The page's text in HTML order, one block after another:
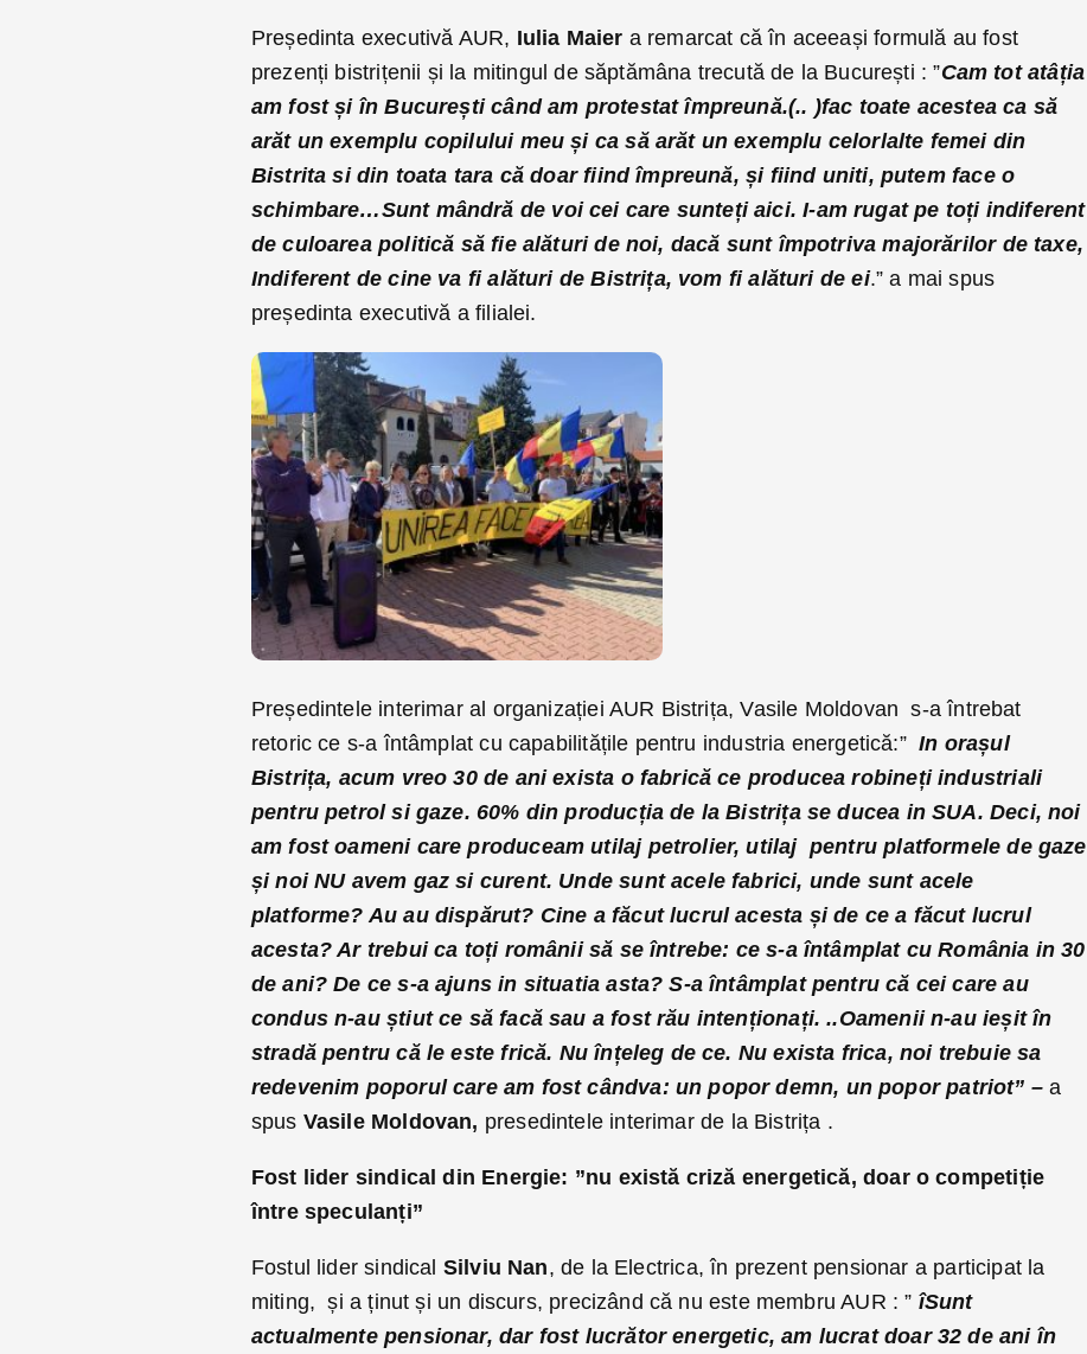
Președinta executivă AUR, Iulia Maier a remarcat că în aceeași formulă au fost
prezenți bistrițenii și la mitingul de săptămâna trecută de la București : ”Cam tot atâția
am fost și în București când am protestat împreună.(.. )fac toate acestea ca să
arăt un exemplu copilului meu și ca să arăt un exemplu celorlalte femei din
Bistrita si din toata tara că doar fiind împreună, și fiind uniti, putem face o
schimbare…Sunt mândră de voi cei care sunteți aici. I-am rugat pe toți indiferent
de culoarea politică să fie alături de noi, dacă sunt împotriva majorărilor de taxe,
Indiferent de cine va fi alături de Bistrița, vom fi alături de ei.” a mai spus
președinta executivă a filialei.
Președintele interimar al organizației AUR Bistrița, Vasile Moldovan s-a întrebat
retoric ce s-a întâmplat cu capabilitățile pentru industria energetică:”In orașul
Bistrița, acum vreo 30 de ani exista o fabrică ce producea robineți industriali
pentru petrol si gaze. 60% din producția de la Bistrița se ducea in SUA. Deci, noi
am fost oameni care produceam utilaj petrolier, utilaj pentru platformele de gaze
și noi NU avem gaz si curent. Unde sunt acele fabrici, unde sunt acele
platforme? Au au dispărut? Cine a făcut lucrul acesta și de ce a făcut lucrul
acesta? Ar trebui ca toți românii să se întrebe: ce s-a întâmplat cu România in 30
de ani? De ce s-a ajuns in situatia asta? S-a întâmplat pentru că cei care au
condus n-au știut ce să facă sau a fost rău intenționați. ..Oamenii n-au ieșit în
stradă pentru că le este frică. Nu înțeleg de ce. Nu exista frica, noi trebuie sa
redevenim poporul care am fost cândva: un popor demn, un popor patriot” –a
spus Vasile Moldovan, presedintele interimar de la Bistrița .
Fost lider sindical din Energie: ”nu există criză energetică, doar o competiție
între speculanți”
Fostul lider sindical Silviu Nan, de la Electrica, în prezent pensionar a participat la
miting, și a ținut și un discurs, precizând că nu este membru AUR : ” îSunt
actualmente pensionar, dar fost lucrător energetic, am lucrat doar 32 de ani în